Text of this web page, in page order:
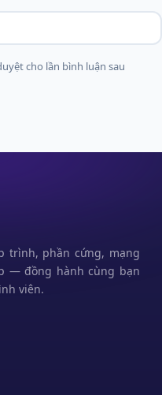
cho lần bình luận sau
trình, phần cứng, mạng
— đồng hành cùng bạn
viên.